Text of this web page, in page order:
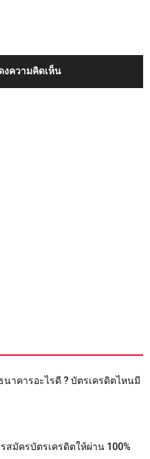
งความคิดเห็น
าคารอะไรดี ? บัตรเครดิตไหนมี
สมัครบัตรเครดิตให้ผ่าน 100%